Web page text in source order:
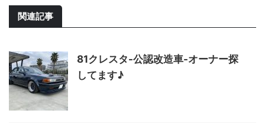
関連記事
81クレスタ-公認改造車-オーナー探
してます♪